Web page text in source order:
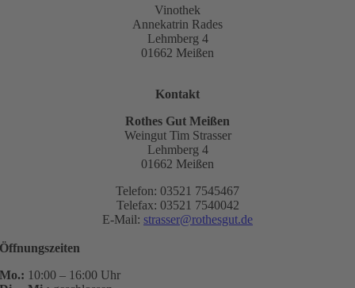
Vinothek
Annekatrin Rades
Lehmberg 4
01662 Meißen
Kontakt
Rothes Gut Meißen
Weingut Tim Strasser
Lehmberg 4
01662 Meißen
Telefon: 03521 7545467
Telefax: 03521 7540042
E-Mail: strasser@rothesgut.de
Öffnungszeiten
Mo.: 10:00 – 16:00 Uhr